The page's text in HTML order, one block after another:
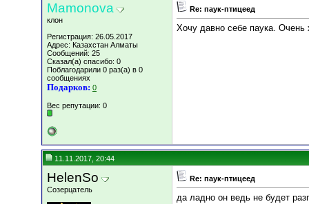
Mamonova
клон
Регистрация: 26.05.2017
Адрес: Казахстан Алматы
Сообщений: 25
Сказал(а) спасибо: 0
Поблагодарили 0 раз(а) в 0
сообщениях
Подарков: 0
Вес репутации: 0
Re: паук-птицеед
Хочу давно себе паука. Очень
11.11.2017, 20:44
HelenSo
Созерцатель
Re: паук-птицеед
да ладно он ведь не будет